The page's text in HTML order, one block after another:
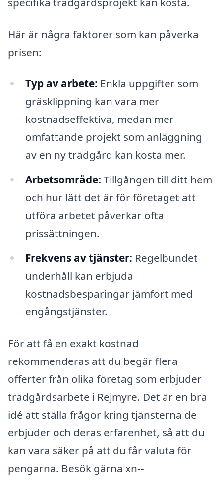
Här är några faktorer som kan påverka
prisen:
Typ av arbete: Enkla uppgifter som
gräsklippning kan vara mer
kostnadseffektiva, medan mer
omfattande projekt som anläggning
av en ny trädgård kan kosta mer.
Arbetsområde: Tillgången till ditt hem
och hur lätt det är för företaget att
utföra arbetet påverkar ofta
prissättningen.
Frekvens av tjänster: Regelbundet
underhåll kan erbjuda
kostnadsbesparingar jämfört med
engångstjänster.
För att få en exakt kostnad
rekommenderas att du begär flera
offerter från olika företag som erbjuder
trädgårdsarbete i Rejmyre. Det är en bra
idé att ställa frågor kring tjänsterna de
erbjuder och deras erfarenhet, så att du
kan vara säker på att du får valuta för
pengarna. Besök gärna xn--